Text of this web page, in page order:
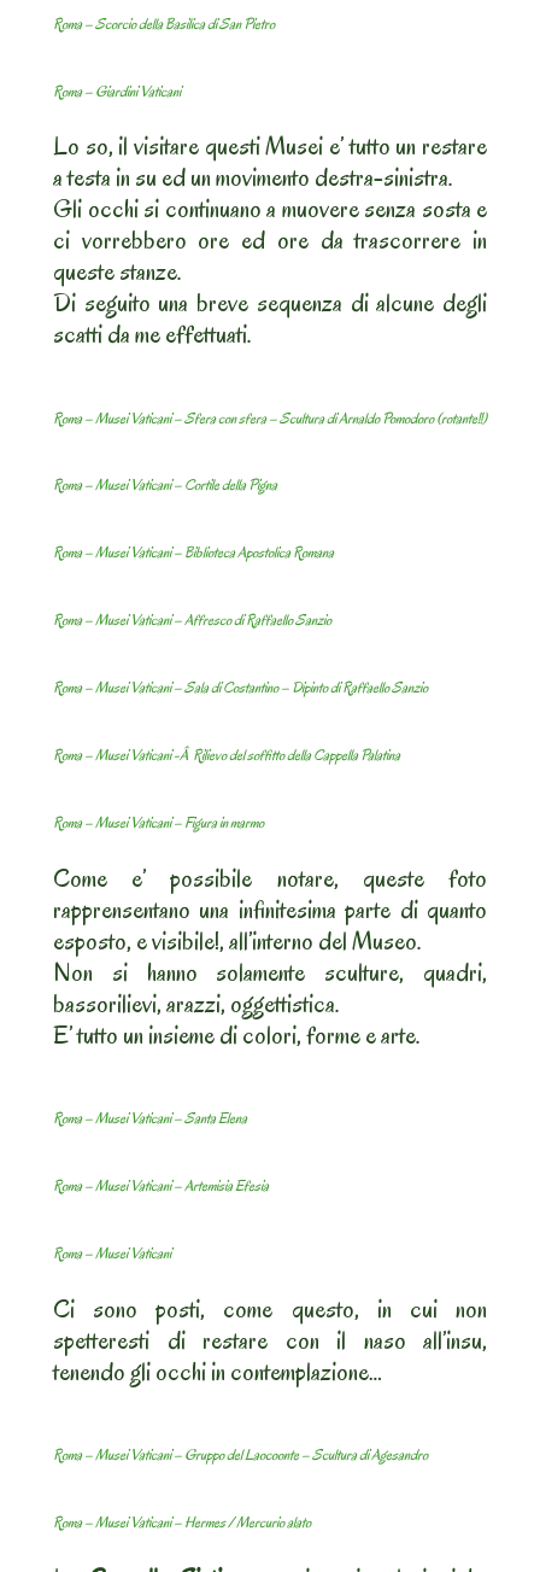
Roma – Scorcio della Basilica di San Pietro
Roma – Giardini Vaticani
Lo so, il visitare questi Musei e’ tutto un restare
a testa in su ed un movimento destra-sinistra.
Gli occhi si continuano a muovere senza sosta e
ci vorrebbero ore ed ore da trascorrere in
queste stanze.
Di seguito una breve sequenza di alcune degli
scatti da me effettuati.
Roma – Musei Vaticani – Sfera con sfera – Scultura di Arnaldo Pomodoro (rotante!!)
Roma – Musei Vaticani – Cortile della Pigna
Roma – Musei Vaticani – Biblioteca Apostolica Romana
Roma – Musei Vaticani – Affresco di Raffaello Sanzio
Roma – Musei Vaticani – Sala di Costantino – Dipinto di Raffaello Sanzio
Roma – Musei Vaticani -Â Rilievo del soffitto della Cappella Palatina
Roma – Musei Vaticani – Figura in marmo
Come e’ possibile notare, queste foto
rapprensentano una infinitesima parte di quanto
esposto, e visibile!, all’interno del Museo.
Non si hanno solamente sculture, quadri,
bassorilievi, arazzi, oggettistica.
E’ tutto un insieme di colori, forme e arte.
Roma – Musei Vaticani – Santa Elena
Roma – Musei Vaticani – Artemisia Efesia
Roma – Musei Vaticani
Ci sono posti, come questo, in cui non
spetteresti di restare con il naso all’insu,
tenendo gli occhi in contemplazione…
Roma – Musei Vaticani – Gruppo del Laocoonte – Scultura di Agesandro
Roma – Musei Vaticani – Hermes / Mercurio alato